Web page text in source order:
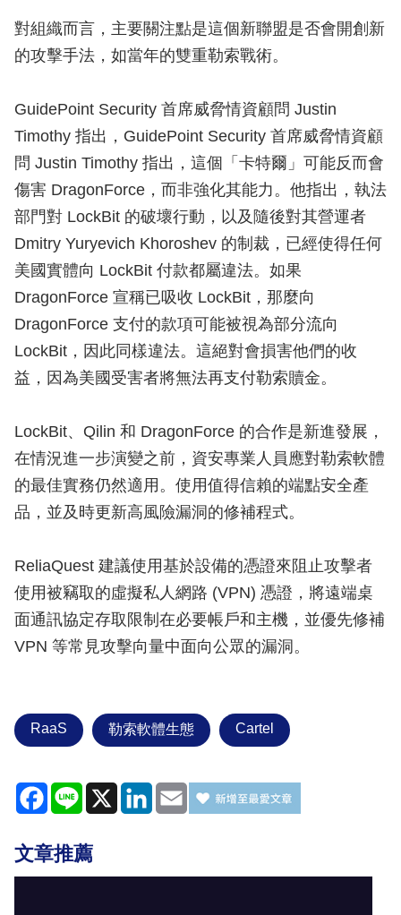
對組織而言，主要關注點是這個新聯盟是否會開創新
的攻擊手法，如當年的雙重勒索戰術。
GuidePoint Security 首席威脅情資顧問 Justin
Timothy 指出，GuidePoint Security 首席威脅情資顧
問 Justin Timothy 指出，這個「卡特爾」可能反而會
傷害 DragonForce，而非強化其能力。他指出，執法
部門對 LockBit 的破壞行動，以及隨後對其營運者
Dmitry Yuryevich Khoroshev 的制裁，已經使得任何
美國實體向 LockBit 付款都屬違法。如果
DragonForce 宣稱已吸收 LockBit，那麼向
DragonForce 支付的款項可能被視為部分流向
LockBit，因此同樣違法。這絕對會損害他們的收
益，因為美國受害者將無法再支付勒索贖金。
LockBit、Qilin 和 DragonForce 的合作是新進發展，
在情況進一步演變之前，資安專業人員應對勒索軟體
的最佳實務仍然適用。使用值得信賴的端點安全產
品，並及時更新高風險漏洞的修補程式。
ReliaQuest 建議使用基於設備的憑證來阻止攻擊者
使用被竊取的虛擬私人網路 (VPN) 憑證，將遠端桌
面通訊協定存取限制在必要帳戶和主機，並優先修補
VPN 等常見攻擊向量中面向公眾的漏洞。
RaaS 勒索軟體生態 Cartel
Facebook
Line X LinkedIn
Email
文章推薦